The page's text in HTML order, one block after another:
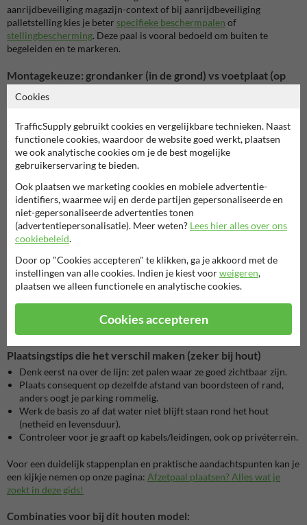
aanrijdbeveiliging magazijn-context of bij aanrijdbeveiliging
palletstelling kies je beter specifieke beschermpalen of
stellingbescherming. Deze paal is vooral bedoeld om buiten te
begeleiden en te markeren.
Montagekeuze: grondanker (in de grond) vs voetplaat (op
verharding)
ook logisch: je wil stabiliteit uit de ondergrond, niet uit bouten op een
plaat.
Grondanker/inbetonneren (aanbevolen bij dit model)
Beste keuze in aarde, groenstroken en klinkers (je werkt de paal
netjes in)
Strak resultaat zonder zichtbare bevestiging
Minder kans dat de paal los komt door herhaald duwen of trillen
Voetplaat-montage is vooral interessant op bestaande betonplaten of
industriële verharding waar je niet wil uitgraven. Dit hardhoutmodel
is daar niet voor bedoeld. Als jouw situatie echt “op beton
vastbouten” vraagt, kies je beter eenstalen parkeerpaal/afzetpaal met
Plaatsingstips die het verschil maken (zeker bij hout)
Denk eerst na over de lijn: zet palen waar ze goed zichtbaar zijn.
Plaats consequent op dezelfde afstand van boordsteen of rand,
anders oogt je parking rommelig.
Werk de basis zo af dat water niet blijft staan rond het hout
(netheid en levensduur).
Controleer voor je graaft op kabels/leidingen, ook op privéterrein.
Voor een duidelijk stappenplan en praktische aandachtspunten kan je
een kijkje nemen op onze pagina: Afzetpaal plaatsen? Alles wat je
zoekt in deze gids!
Combinaties voor bij dit houten model:
Cookies
TrafficSupply gebruikt cookies en vergelijkbare technieken. Naast
functionele cookies, waardoor de website goed werkt, plaatsen
we ook analytische cookies om je de best mogelijke
gebruikerservaring te bieden.
Ook plaatsen we marketing cookies en mobiele advertentie-
identifiers, waarmee wij en derde partijen gepersonaliseerde en
niet-gepersonaliseerde advertenties tonen
(advertentiepersonalisatie). Meer weten? Lees hier alles over ons
cookiebeleid.
Door op "Cookies accepteren" te klikken, ga je akkoord met de
instellingen van alle cookies. Indien je kiest voorweigeren,
plaatsen we alleen functionele en analytische cookies.
Cookies accepteren